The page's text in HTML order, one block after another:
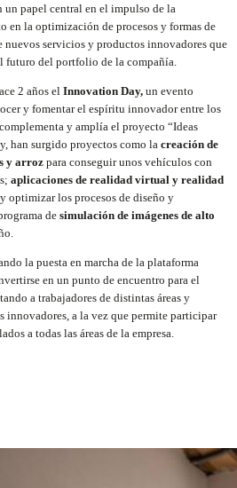
un papel central en el impulso de la
en la optimización de procesos y formas de
nuevos servicios y productos innovadores que
futuro del portfolio de la compañía.
2 años el Innovation Day, un evento
y fomentar el espíritu innovador entre los
y amplía el proyecto “Ideas
han surgido proyectos como la creación de
y arroz para conseguir unos vehículos con
aplicaciones de realidad virtual y realidad
optimizar los procesos de diseño y
de simulación de imágenes de alto
la puesta en marcha de la plataforma
en un punto de encuentro para el
a trabajadores de distintas áreas y
innovadores, a la vez que permite participar
a todas las áreas de la empresa.